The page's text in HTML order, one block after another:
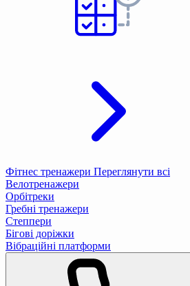
Фітнес тренажери Переглянути всі
Велотренажери
Орбітреки
Гребні тренажери
Степпери
Бігові доріжки
Вібраційні платформи